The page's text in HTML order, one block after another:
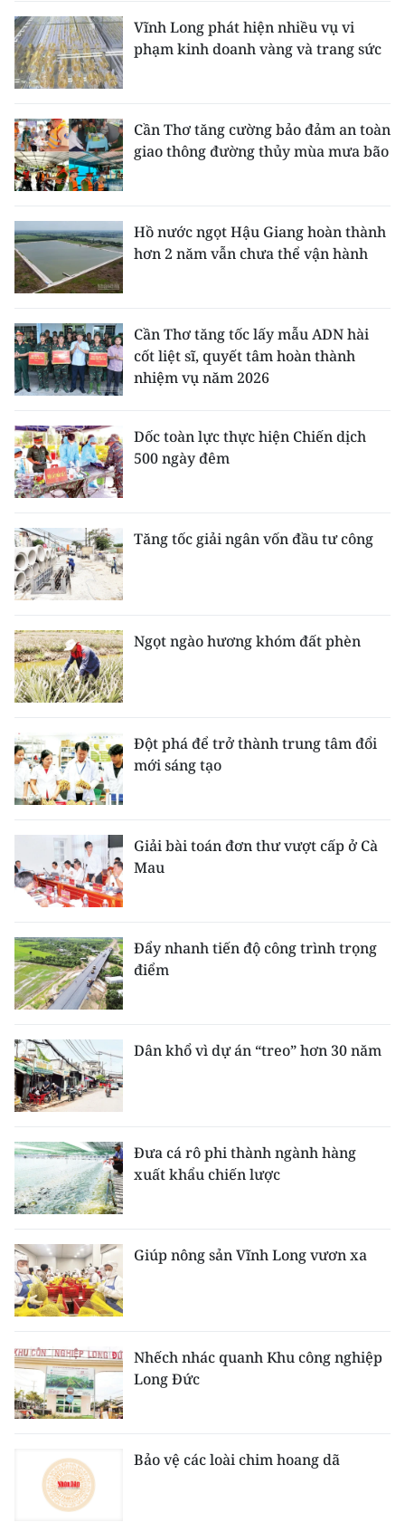
Vĩnh Long phát hiện nhiều vụ vi
phạm kinh doanh vàng và trang sức
Cần Thơ tăng cường bảo đảm an toàn
giao thông đường thủy mùa mưa bão
Hồ nước ngọt Hậu Giang hoàn thành
hơn 2 năm vẫn chưa thể vận hành
Cần Thơ tăng tốc lấy mẫu ADN hài
cốt liệt sĩ, quyết tâm hoàn thành
nhiệm vụ năm 2026
Dốc toàn lực thực hiện Chiến dịch
500 ngày đêm
Tăng tốc giải ngân vốn đầu tư công
Ngọt ngào hương khóm đất phèn
Đột phá để trở thành trung tâm đổi
mới sáng tạo
Giải bài toán đơn thư vượt cấp ở Cà
Mau
Đẩy nhanh tiến độ công trình trọng
điểm
Dân khổ vì dự án “treo” hơn 30 năm
Đưa cá rô phi thành ngành hàng
xuất khẩu chiến lược
Giúp nông sản Vĩnh Long vươn xa
Nhếch nhác quanh Khu công nghiệp
Long Đức
Bảo vệ các loài chim hoang dã